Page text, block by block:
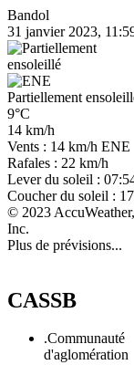
Bandol
31 janvier 2023,
Partiellement
9°C
14 km/h
Vents : 14 km/h ENE
Rafales : 22 km/h
Lever du soleil :
Coucher du soleil :
© 2023 AccuWeather,
Inc.
Plus de prévisions...
CASSB
.Communauté
d'aglomération